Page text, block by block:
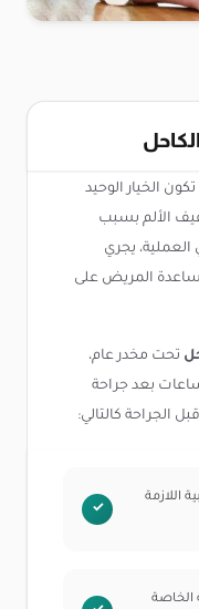
الخيار الوحيد
الألم بسبب
العملية، يجري
المريض على
تحت مخدر عام،
بعد جراحة
الجراحة كالتالي:
اللازمة
الخاصة